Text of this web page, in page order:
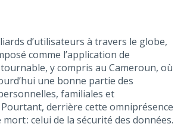
d’utilisateurs à travers le globe,
comme l’application de
y compris au Cameroun, où
une bonne partie des
familiales et
derrière cette omniprésence
: celui de la sécurité des données.